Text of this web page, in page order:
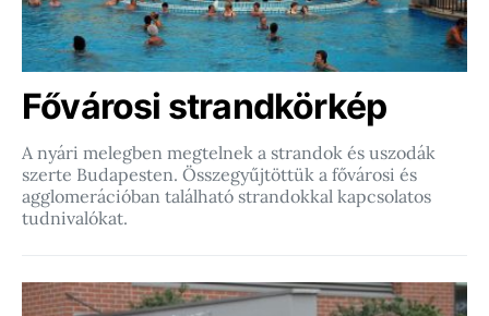
Fővárosi strandkörkép
A nyári melegben megtelnek a strandok és uszodák
szerte Budapesten. Összegyűjtöttük a fővárosi és
agglomerációban található strandokkal kapcsolatos
tudnivalókat.